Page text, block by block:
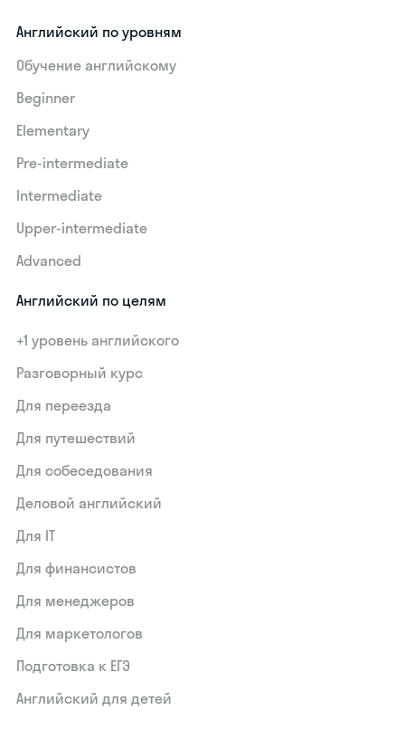
Английский по уровням
Обучение английскому
Beginner
Elementary
Pre-intermediate
Intermediate
Upper-intermediate
Advanced
Английский по целям
+1 уровень английского
Разговорный курс
Для переезда
Для путешествий
Для собеседования
Деловой английский
Для IT
Для финансистов
Для менеджеров
Для маркетологов
Подготовка к ЕГЭ
Английский для детей